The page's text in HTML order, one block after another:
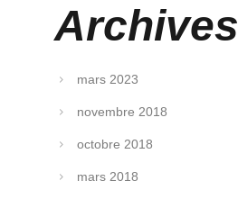
Archives
mars 2023
novembre 2018
octobre 2018
mars 2018